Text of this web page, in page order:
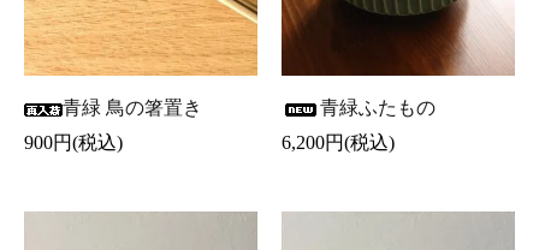
青緑 鳥の箸置き
900円(税込)
青緑ふたもの
6,200円(税込)